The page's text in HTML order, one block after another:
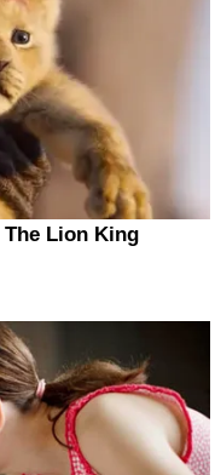
The Lion King